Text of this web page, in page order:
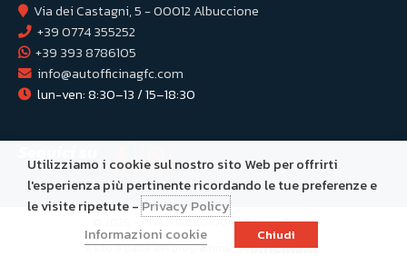
Via dei Castagni, 5 - 00012 Albuccione
+39 0774 355252
+39 393 8786105
info@autofficinagfc.com
lun-ven: 8:30–13 / 15–18:30
© 2026 - P.IVA 11150901004 -Privacy Policy
Il sito è parte del programma
Utilizziamo i cookie sul nostro sito Web per offrirti
l'esperienza più pertinente ricordando le tue preferenze e
le visite ripetute -Privacy Policy
Informazioni cookie
Chiudi